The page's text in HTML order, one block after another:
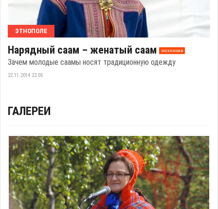
ЭТНОПОЛЕ
Нарядный саам – женатый саам эксклюзив
Зачем молодые саамы носят традиционную одежду
22.11.2014 22:05
ГАЛЕРЕИ